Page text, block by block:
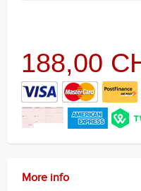
188,00
More info